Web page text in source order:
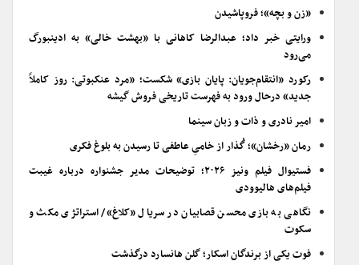
«زن و بچه»؛ فروپاشیدن
ورایتی خبر داد؛ عبدالرضا کاهانی با «بهشت خالی» به ادینبورگ
می‌رود
رکورد «انتقام‌جویان: پایان بازی» شکست؛ «مرد عنکبوتی: روز کاملاً
جدید» درحال ورود به فهرست تاریخی فروش گیشه
امیر نادری و ذات و زبان سینما
رمان «رخشان»؛ گُذار از خامیِ عاطفی تا رسیدن به بلوغ فکری
فستیوال فیلم ونیز ۲۰۲۶؛ توضیحات مدیر جشنواره درباره غیبت
فیلم‌های هالیوودی
نگاهی به بازی محسن قصابیان در سریال «کلاغ»/ استراتژی مکث و
سکوت
فوت یکی از برندگان اسکار؛ گلن هانسارد درگذشت